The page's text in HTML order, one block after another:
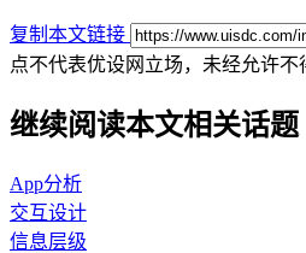
复制本文链接
点不代表优设网立场， 未经允许不
继续阅读本文相关话题
App分析
交互设计
信息层级